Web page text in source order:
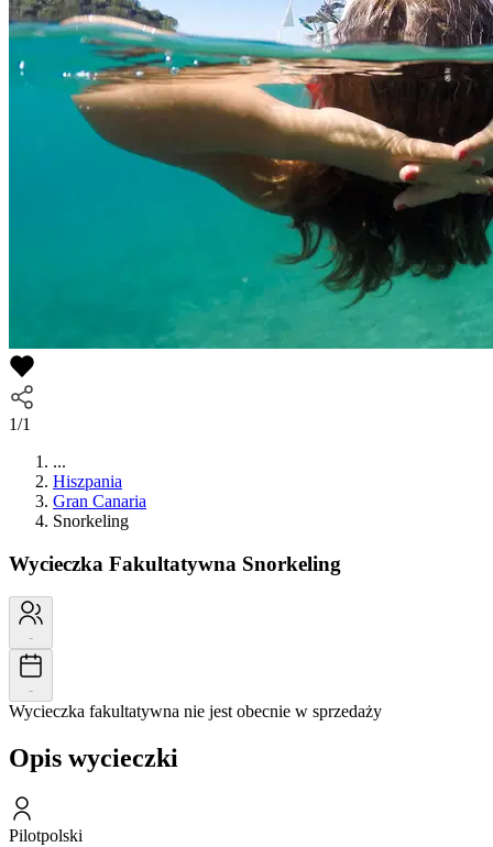
1/1
...
Hiszpania
Gran Canaria
Snorkeling
Wycieczka Fakultatywna Snorkeling
-
-
Wycieczka fakultatywna nie jest obecnie w sprzedaży
Opis wycieczki
Pilotpolski